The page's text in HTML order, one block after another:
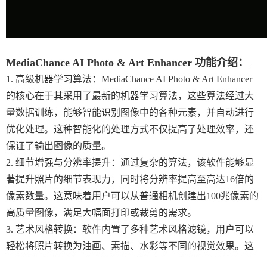
MediaChance AI Photo & Art Enhancer 功能介绍：
1. 高级机器学习算法：MediaChance AI Photo & Art Enhancer
的核心在于其采用了最新的机器学习算法，这些算法经过大
量数据训练，能够智能识别图像中的各种元素，并自动进行
优化处理。这种智能化的处理方式不仅提高了处理效率，还
保证了输出图像的质量。
2. 细节增强与分辨率提升：通过复杂的算法，该软件能够显
著提升照片的细节表现力，同时将分辨率提高至高达16倍的
像素数量。这意味着用户可以从普通相机创建出100兆像素的
高质量图像，满足大幅面打印或裁剪的需求。
3. 艺术风格转换：软件内置了多种艺术风格滤镜，用户可以
轻松将照片转换为油画、素描、水彩等不同的视觉效果。这